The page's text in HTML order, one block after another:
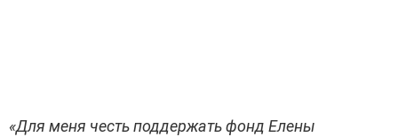
«Для меня честь поддержать фонд Елены